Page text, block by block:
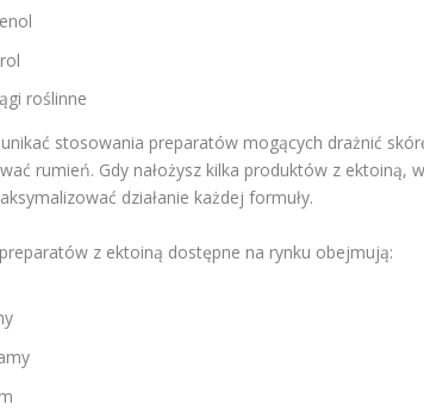
roślinne
stosowania preparatów mogących drażnić
rumień. Gdy nałożysz kilka produktów z
działanie każdej formuły.
z ektoiną dostępne na rynku obejmują: